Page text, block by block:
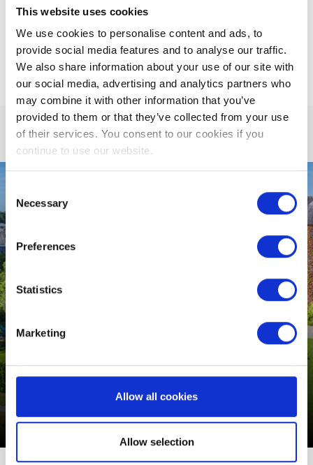
This website uses cookies
We use cookies to personalise content and ads, to
provide social media features and to analyse our traffic.
We also share information about your use of our site with
our social media, advertising and analytics partners who
may combine it with other information that you’ve
provided to them or that they’ve collected from your use
of their services. You consent to our cookies if you
continue to use our website.
Selection
Necessary
Preferences
Statistics
Marketing
Allow all cookies
Allow selection
CONFÉRENCES,
RÉUNIONS ET
ÉVÉNEMENTS
ÉVÉNEMENTS
KILKENNY:
ACTIVITÉS
TÉMOIGNAGES
TEST DE LA NEWSLETTER
CITY BREAK AUTOMNE
À partir de 239 € séjour total